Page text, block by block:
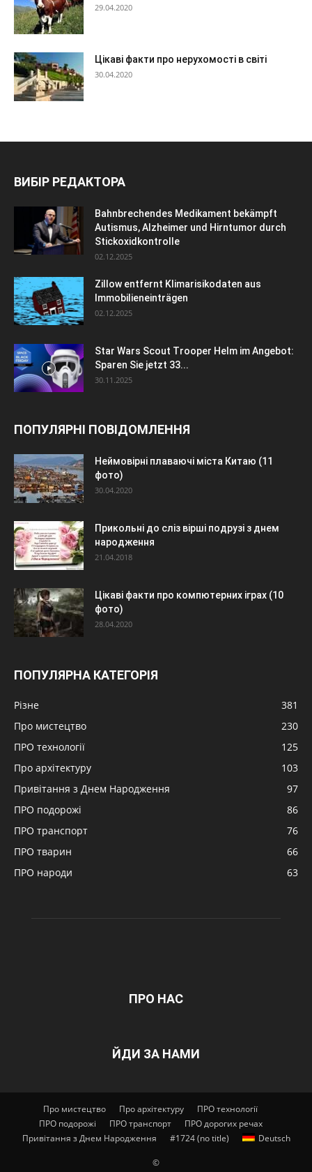
29.04.2020
Цікаві факти про нерухомості в світі
30.04.2020
ВИБІР РЕДАКТОРА
Bahnbrechendes Medikament bekämpft
Autismus, Alzheimer und Hirntumor durch
Stickoxidkontrolle
02.12.2025
Zillow entfernt Klimarisikodaten aus
Immobilieneinträgen
02.12.2025
Star Wars Scout Trooper Helm im Angebot:
Sparen Sie jetzt 33...
30.11.2025
ПОПУЛЯРНІ ПОВІДОМЛЕННЯ
Неймовірні плаваючі міста Китаю (11
фото)
30.04.2020
Прикольні до сліз вірші подрузі з днем
народження
21.04.2018
Цікаві факти про компютерних іграх (10
фото)
28.04.2020
ПОПУЛЯРНА КАТЕГОРІЯ
Різне
381
Про мистецтво
230
ПРО технології
125
Про архітектуру
103
Привітання з Днем Народження
97
ПРО подорожі
86
ПРО транспорт
76
ПРО тварин
66
ПРО народи
63
ПРО НАС
ЙДИ ЗА НАМИ
Про мистецтво Про архітектуру
ПРО технології
ПРО подорожі
ПРО транспорт
ПРО дорогих речах
Привітання з Днем Народження
#1724 (no title) Deutsch
©